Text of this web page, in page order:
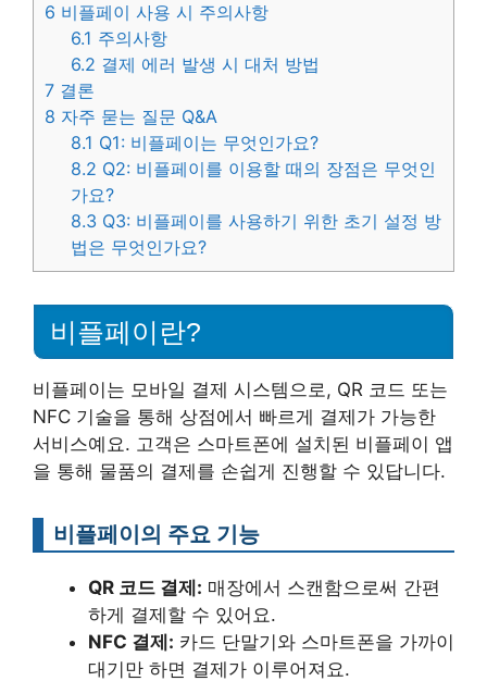
6 비플페이 사용 시 주의사항
6.1 주의사항
6.2 결제 에러 발생 시 대처 방법
7 결론
8 자주 묻는 질문 Q&A
8.1 Q1: 비플페이는 무엇인가요?
8.2 Q2: 비플페이를 이용할 때의 장점은 무엇인
가요?
8.3 Q3: 비플페이를 사용하기 위한 초기 설정 방
법은 무엇인가요?
비플페이란?
비플페이는 모바일 결제 시스템으로, QR 코드 또는
NFC 기술을 통해 상점에서 빠르게 결제가 가능한
서비스예요. 고객은 스마트폰에 설치된 비플페이 앱
을 통해 물품의 결제를 손쉽게 진행할 수 있답니다.
비플페이의 주요 기능
QR 코드 결제: 매장에서 스캔함으로써 간편
하게 결제할 수 있어요.
NFC 결제: 카드 단말기와 스마트폰을 가까이
대기만 하면 결제가 이루어져요.